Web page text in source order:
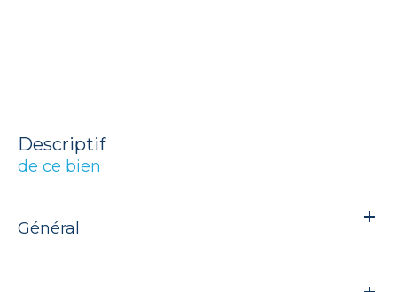
descriptif
de ce bien
Général